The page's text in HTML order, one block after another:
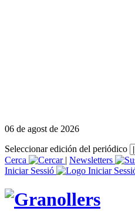
06 de agost de 2026
Seleccionar edición del periódico
Cerca
| Newsletters
Iniciar Sessió